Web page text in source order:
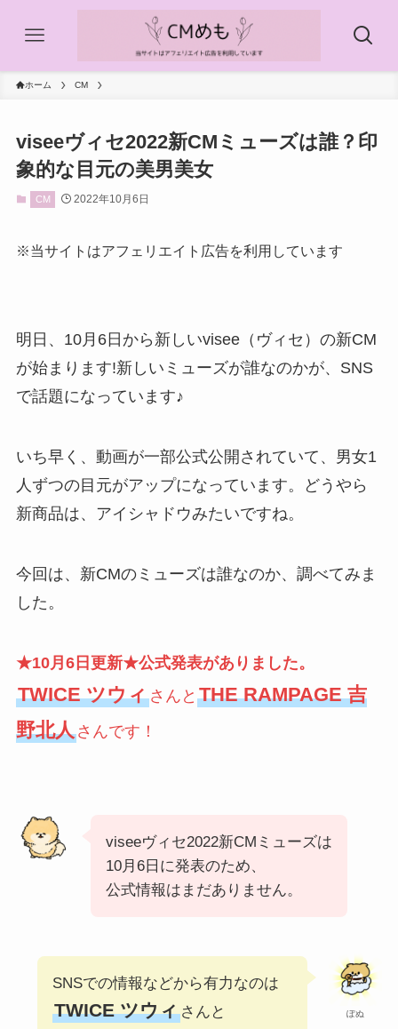
ホーム CM
viseeヴィセ2022新CMミューズは誰？印
象的な目元の美男美女
CM 2022年10月6日
※当サイトはアフェリエイト広告を利用しています
明日、10月6日から新しいvisee（ヴィセ）の新CM
が始まります!新しいミューズが誰なのかが、SNS
で話題になっています♪
いち早く、動画が一部公式公開されていて、男女1
人ずつの目元がアップになっています。どうやら
新商品は、アイシャドウみたいですね。
今回は、新CMのミューズは誰なのか、調べてみま
した。
★10月6日更新★公式発表がありました。
TWICE ツウィさんと THE RAMPAGE 吉
野北人さんです！
viseeヴィセ2022新CMミューズは
10月6日に発表のため、
公式情報はまだありません。
ぽぬ
SNSでの情報などから有力なのは
TWICE ツウィさんと